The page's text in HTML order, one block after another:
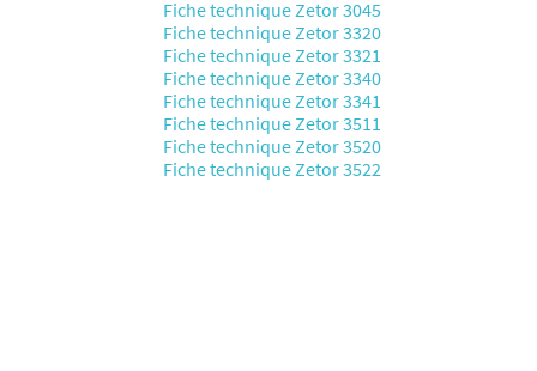
Fiche technique Zetor 3045
Fiche technique Zetor 3320
Fiche technique Zetor 3321
Fiche technique Zetor 3340
Fiche technique Zetor 3341
Fiche technique Zetor 3511
Fiche technique Zetor 3520
Fiche technique Zetor 3522